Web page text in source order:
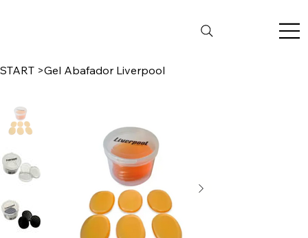
START >Gel Abafador Liverpool